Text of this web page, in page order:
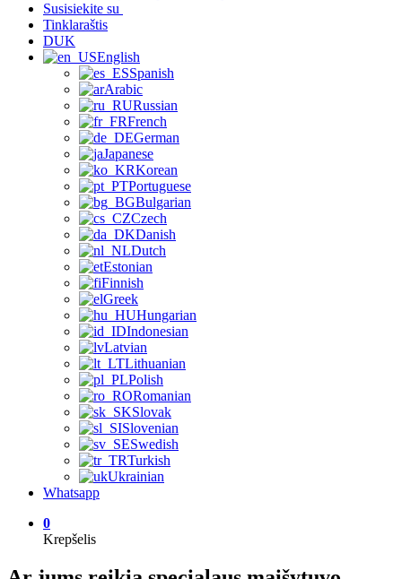
Susisiekite su
Tinklaraštis
DUK
English
Spanish
Arabic
Russian
French
German
Japanese
Korean
Portuguese
Bulgarian
Czech
Danish
Dutch
Estonian
Finnish
Greek
Hungarian
Indonesian
Latvian
Lithuanian
Polish
Romanian
Slovak
Slovenian
Swedish
Turkish
Ukrainian
Whatsapp
0
Krepšelis